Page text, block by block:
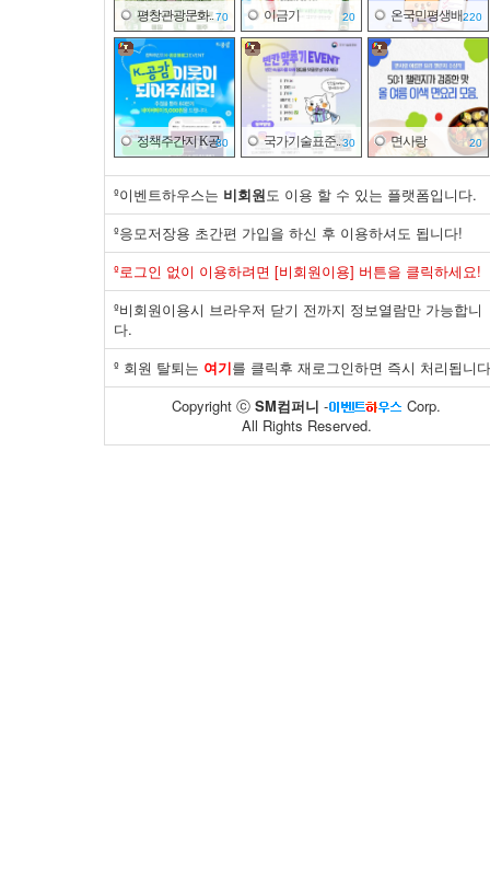
평창관광문화..70 이금기 20 온국민평생배..220
정책주간지 K공..80 국가기술표준..30 면사랑 20
바이유어 03 국가기술표준..30 한국잡월드 43
º이벤트하우스는 비회원도 이용 할 수 있는 플랫폼입니다.
º응모저장용 초간편 가입을 하신 후 이용하셔도 됩니다!
º로그인 없이 이용하려면 [비회원이용] 버튼을 클릭하세요!
º비회원이용시 브라우저 닫기 전까지 정보열람만 가능합니
다.
º 회원 탈퇴는 여기를 클릭후 재로그인하면 즉시 처리됩니
Copyright ⓒ SM컴퍼니 -
Corp.
All Rights Reserved.